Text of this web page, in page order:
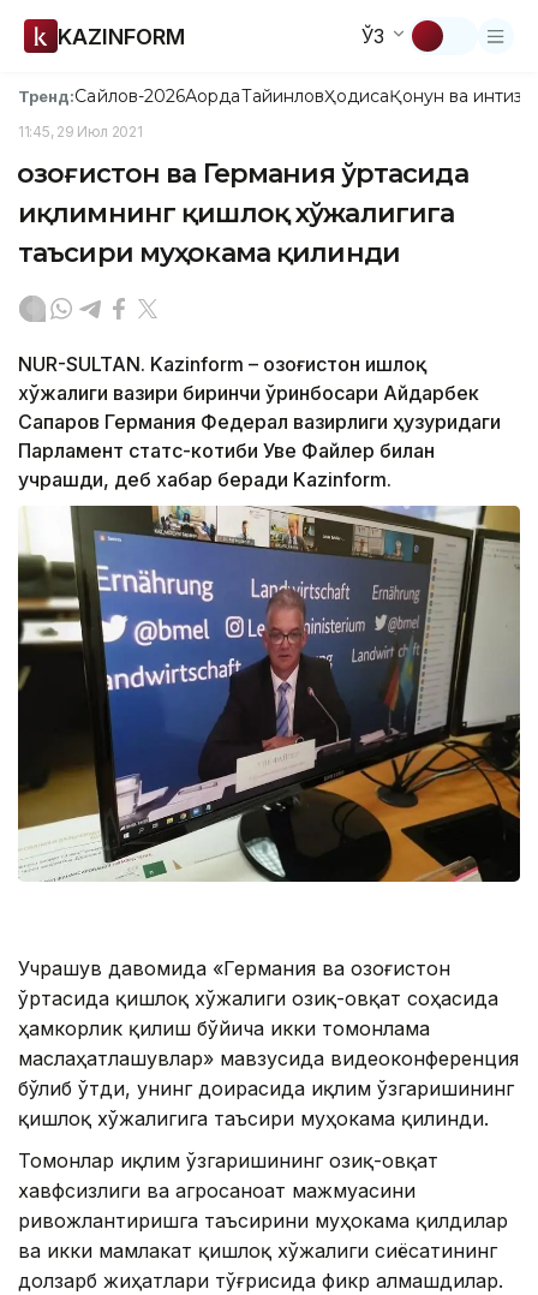
KAZINFORM ЎЗ
Тренд:Сайлов-2026АқордаТайинловҲодисаҚонун ва
11:45, 29 Июл 2021
Қозоғистон ва Германия ўртасида
иқлимнинг қишлоқ хўжалигига
таъсири муҳокама қилинди
NUR-SULTAN. Kazinform – Қозоғистон Қишлоқ
хўжалиги вазири биринчи ўринбосари Айдарбек
Сапаров Германия Федерал вазирлиги ҳузуридаги
Парламент статс-котиби Уве Файлер билан
учрашди, деб хабар беради Kazinform.
Учрашув давомида «Германия ва Қозоғистон
ўртасида қишлоқ хўжалиги озиқ-овқат соҳасида
ҳамкорлик қилиш бўйича икки томонлама
маслаҳатлашувлар» мавзусида видеоконференция
бўлиб ўтди, унинг доирасида иқлим ўзгаришининг
қишлоқ хўжалигига таъсири муҳокама қилинди.
Томонлар иқлим ўзгаришининг озиқ-овқат
хавфсизлиги ва агросаноат мажмуасини
ривожлантиришга таъсирини муҳокама қилдилар
ва икки мамлакат қишлоқ хўжалиги сиёсатининг
долзарб жиҳатлари тўғрисида фикр алмашдилар.